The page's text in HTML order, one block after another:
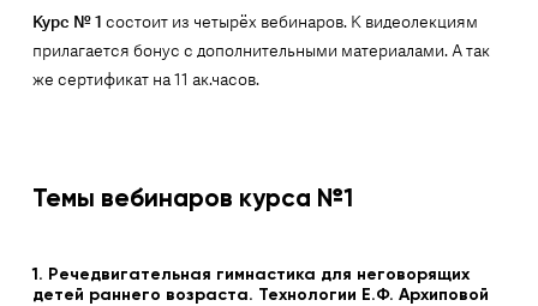
Курс № 1 состоит из четырёх вебинаров. К видеолекциям
прилагается бонус с дополнительными материалами. А так
же сертификат на 11 ак.часов.
Темы вебинаров курса №1
1. Речедвигательная гимнастика для неговорящих
детей раннего возраста. Технологии Е.Ф. Архиповой